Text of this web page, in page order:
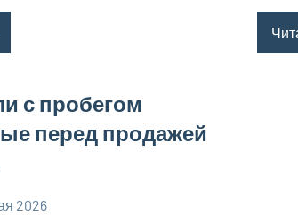
с пробегом
перед продажей
2026